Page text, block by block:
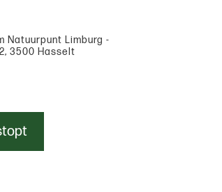
Natuurpunt Limburg -
3500 Hasselt